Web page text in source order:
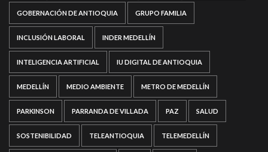
GOBERNACIÓN DE ANTIOQUIA GRUPO FAMILIA
INCLUSIÓN LABORAL INDER MEDELLÍN
INTELIGENCIA ARTIFICIAL IU DIGITAL DE ANTIOQUIA
MEDELLÍN MEDIO AMBIENTE METRO DE MEDELLÍN
PARKINSON PARRANDA DE VILLADA PAZ SALUD
SOSTENIBILIDAD TELEANTIOQUIA TELEMEDELLÍN